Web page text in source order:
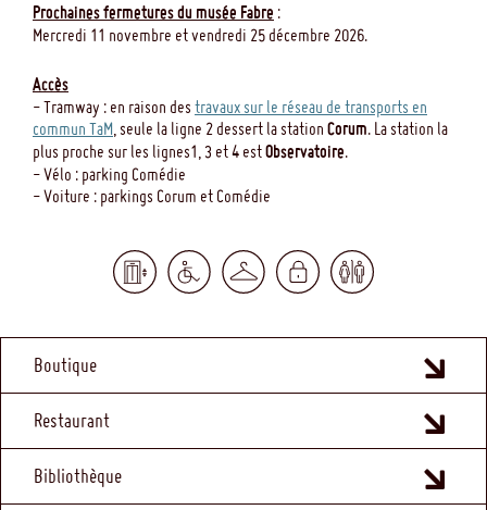
Prochaines fermetures du musée Fabre :
Mercredi 11 novembre et vendredi 25 décembre 2026.
Accès
- Tramway : en raison des travaux sur le réseau de transports en
commun TaM, seule la ligne 2 dessert la station Corum. La station la
plus proche sur les lignes1, 3 et 4 estObservatoire.
- Vélo : parking Comédie
- Voiture : parkings Corum et Comédie
MENU
FOOTER
Boutique
Restaurant
Bibliothèque